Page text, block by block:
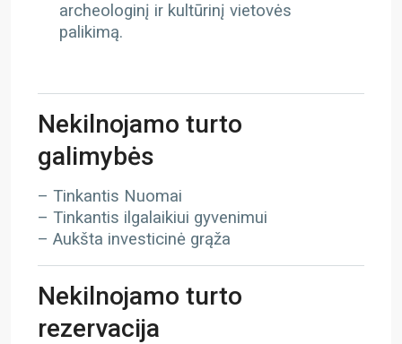
archeologinį ir kultūrinį vietovės
palikimą.
Nekilnojamo turto
galimybės
– Tinkantis Nuomai
– Tinkantis ilgalaikiui gyvenimui
– Aukšta investicinė grąža
Nekilnojamo turto
rezervacija